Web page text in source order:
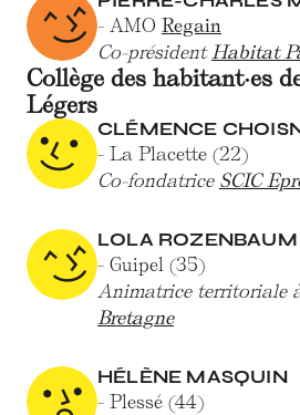
- AMO Regain
Co-président Habitat
Collège des habitant·es
Légers
CLÉMENCE
- La Placette (22)
Co-fondatrice SCIC
LOLA ROZENBAUM
- Guipel (35)
Animatrice territoriale
Bretagne
HÉLÈNE MASQUIN
- Plessé (44)